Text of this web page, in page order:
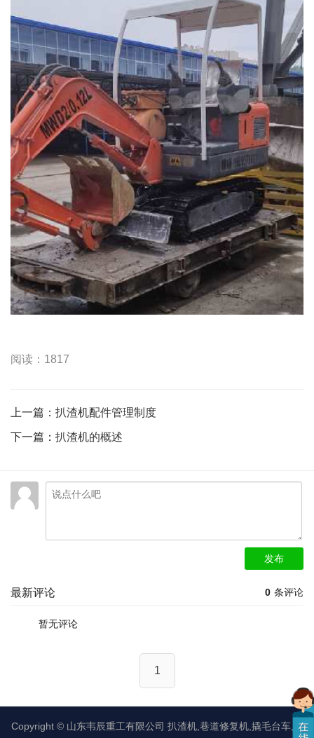
阅读：1817
上一篇： 扒渣机配件管理制度
下一篇： 扒渣机的概述
发布
0 条评论
最新评论
暂无评论
1
Copyright © 山东韦辰重工有限公司 扒渣机,巷道修复机,撬毛台车,矿